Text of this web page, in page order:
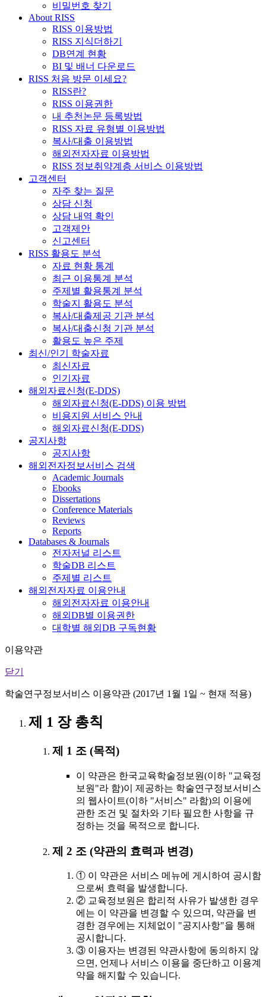
비밀번호 찾기
About RISS
RISS 이용방법
RISS 지식더하기
DB연계 현황
BI 및 배너 다운로드
RISS 처음 방문 이세요?
RISS란?
RISS 이용권한
내 추천논문 등록방법
RISS 자료 유형별 이용방법
복사/대출 이용방법
해외전자자료 이용방법
RISS 정보취약계층 서비스 이용방법
고객센터
자주 찾는 질문
상담 신청
상담 내역 확인
고객제안
신고센터
RISS 활용도 분석
자료 현황 통계
최근 이용통계 분석
주제별 활용통계 분석
학술지 활용도 분석
복사/대출제공 기관 분석
복사/대출신청 기관 분석
활용도 높은 주제
최신/인기 학술자료
최신자료
인기자료
해외자료신청(E-DDS)
해외자료신청(E-DDS) 이용 방법
비용지원 서비스 안내
해외자료신청(E-DDS)
공지사항
공지사항
해외전자정보서비스 검색
Academic Journals
Ebooks
Dissertations
Conference Materials
Reviews
Reports
Databases & Journals
전자저널 리스트
학술DB 리스트
주제별 리스트
해외전자자료 이용안내
해외전자자료 이용안내
해외DB별 이용권한
대학별 해외DB 구독현황
이용약관
닫기
학술연구정보서비스 이용약관 (2017년 1월 1일 ~ 현재 적용)
제 1 장 총칙
제 1 조 (목적)
이 약관은 한국교육학술정보원(이하 "교육정
보원"라 함)이 제공하는 학술연구정보서비스
의 웹사이트(이하 "서비스" 라함)의 이용에
관한 조건 및 절차와 기타 필요한 사항을 규
정하는 것을 목적으로 합니다.
제 2 조 (약관의 효력과 변경)
① 이 약관은 서비스 메뉴에 게시하여 공시함
으로써 효력을 발생합니다.
② 교육정보원은 합리적 사유가 발생한 경우
에는 이 약관을 변경할 수 있으며, 약관을 변
경한 경우에는 지체없이 "공지사항"을 통해
공시합니다.
③ 이용자는 변경된 약관사항에 동의하지 않
으면, 언제나 서비스 이용을 중단하고 이용계
약을 해지할 수 있습니다.